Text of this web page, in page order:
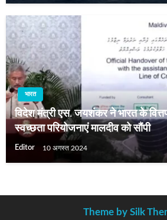
भारत
विदेश मंत्री एस. जयशंकर ने भारत के
स्वच्छता परियोजनाएं मालदीव को सौंपी
Editor 10 अगस्त 2024
Theme by Silk